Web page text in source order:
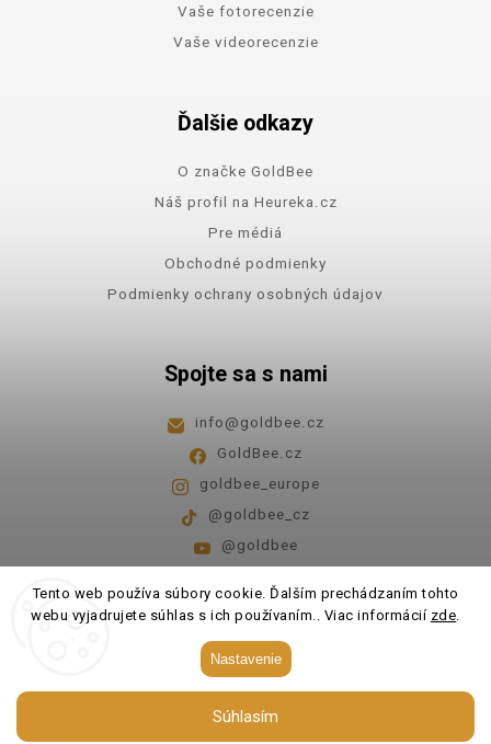
Tento web používa súbory cookie. Ďalším prechádzaním tohto
webu vyjadrujete súhlas s ich používaním.. Viac informácií zde.
Nastavenie
Súhlasím
Vaše fotorecenzie
Vaše videorecenzie
Ďalšie odkazy
O značke GoldBee
Náš profil na Heureka.cz
Pre médiá
Obchodné podmienky
Podmienky ochrany osobných údajov
Spojte sa s nami
info@goldbee.cz
GoldBee.cz
goldbee_europe
@goldbee_cz
@goldbee
Pondelok - piatok 8:00-14:00
GoldBee. Všetky práva vyhradené.
Upraviť nastavenie cookies
Shoptet| Design